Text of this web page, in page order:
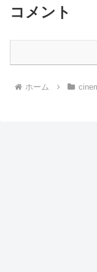
コメント
ホーム